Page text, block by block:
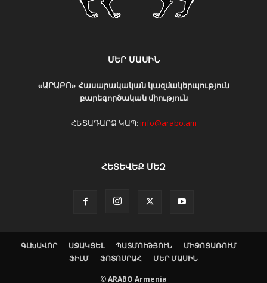
ՄԵՐ ՄԱՍԻՆ
«ԱՐԱԲՈ» Հասարակական կազմակերպություն
բարեգործական միություն
ՀԵՏԱԴԱՐՁ ԿԱՊ: info@arabo.am
ՀԵՏԵՎԵՔ ՄԵԶ
ԳԼԽԱՎՈՐ ԱՋԱԿՑԵԼ ՊԱՏՄՈՒԹՅՈՒՆ
ՄԻՋՈՑԱՌՈՒՄ
ՖԻԼՄ
ՖՈՏՈՍՐԱՀ ՄԵՐ ՄԱՍԻՆ
©ARABO Armenia